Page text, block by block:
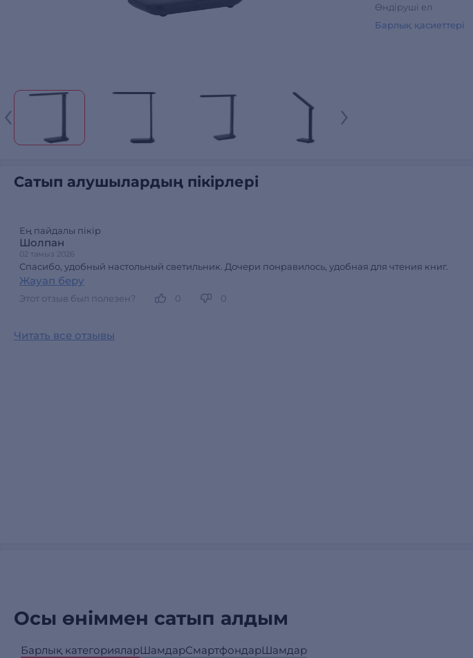
Өндіруші ел
Барлық қасиеттері
Сатып алушылардың пікірлері
Ең пайдалы пікір
Шолпан
02 тамыз 2026
Спасибо, удобный настольный светильник. Дочери понравилось, удобная для чтения книг.
Жауап беру
Этот отзыв был полезен? 0 0
Читать все отзывы
Осы өніммен сатып алдым
Барлық категорияларШамдарСмартфондарШамдар